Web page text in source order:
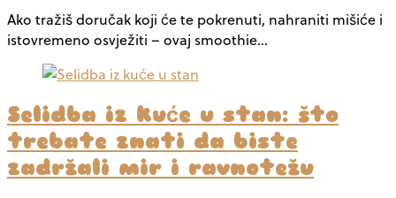
Ako tražiš doručak koji će te pokrenuti, nahraniti mišiće i
istovremeno osvježiti – ovaj smoothie…
Selidba iz kuće u stan: što
trebate znati da biste
zadržali mir i ravnotežu